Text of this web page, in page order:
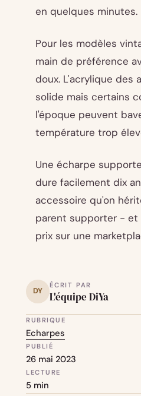
DY
ÉCRIT PAR
L'équipe DiYa
RUBRIQUE
Echarpes
PUBLIÉ
26 mai 2023
LECTURE
5 min
en quelques minutes.
Pour les modèles
main de préférence
doux. L'acrylique des
solide mais certains
l'époque peuvent
température trop
Une écharpe
dure facilement dix
accessoire qu'on
parent supporter - et
prix sur une